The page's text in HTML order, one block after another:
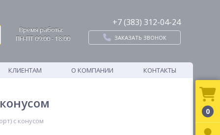
Время работы:
ПН-ПТ 09:00 - 18:00
+7 (383) 312-04-24
ЗАКАЗАТЬ ЗВОНОК
КЛИЕНТАМ О КОМПАНИИ КОНТАКТЫ
с конусом
0